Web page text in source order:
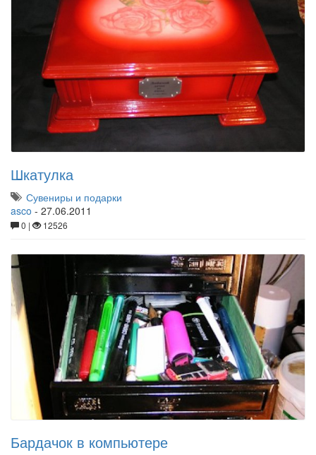
Шкатулка
Сувениры и подарки
asco - 27.06.2011
0 | 12526
Бардачок в компьютере